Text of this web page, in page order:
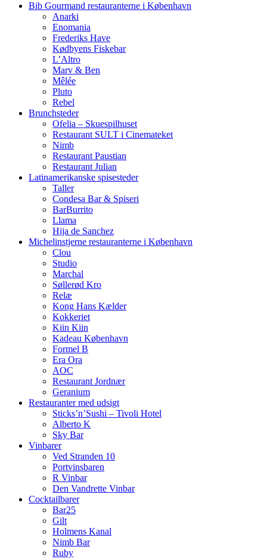
Bib Gourmand restauranterne i København
Anarki
Enomania
Frederiks Have
Kødbyens Fiskebar
L’Altro
Marv & Ben
Mêlée
Pluto
Rebel
Brunchsteder
Ofelia – Skuespilhuset
Restaurant SULT i Cinemateket
Nimb
Restaurant Paustian
Restaurant Julian
Latinamerikanske spisesteder
Taller
Condesa Bar & Spiseri
BarBurrito
Llama
Hija de Sanchez
Michelinstjerne restauranterne i København
Clou
Studio
Marchal
Søllerød Kro
Relæ
Kong Hans Kælder
Kokkeriet
Kiin Kiin
Kadeau København
Formel B
Era Ora
AOC
Restaurant Jordnær
Geranium
Restauranter med udsigt
Sticks’n’Sushi – Tivoli Hotel
Alberto K
Sky Bar
Vinbarer
Ved Stranden 10
Portvinsbaren
R Vinbar
Den Vandrette Vinbar
Cocktailbarer
Bar25
Gilt
Holmens Kanal
Nimb Bar
Ruby